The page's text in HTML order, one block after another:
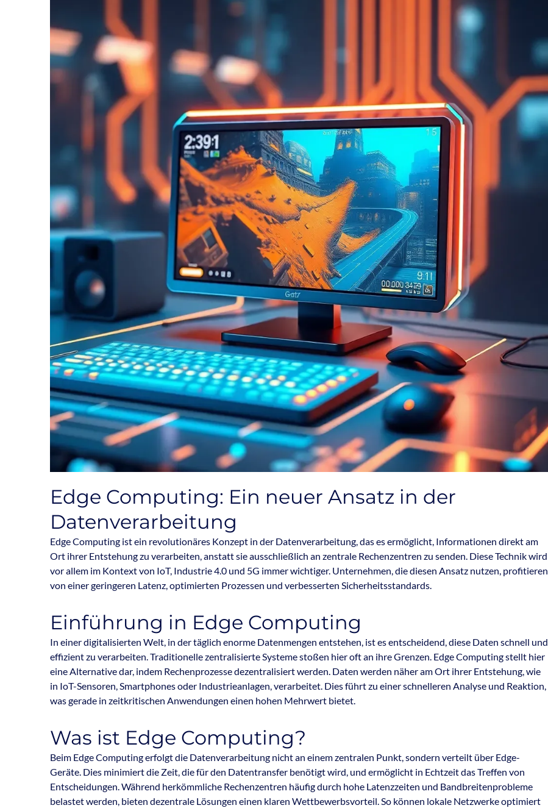
Edge Computing: Ein neuer Ansatz in der
Datenverarbeitung
Edge Computing ist ein revolutionäres Konzept in der Datenverarbeitung, das es ermöglicht, Informationen direkt am
Ort ihrer Entstehung zu verarbeiten, anstatt sie ausschließlich an zentrale Rechenzentren zu senden. Diese Technik wird
vor allem im Kontext von IoT, Industrie 4.0 und 5G immer wichtiger. Unternehmen, die diesen Ansatz nutzen, profitieren
von einer geringeren Latenz, optimierten Prozessen und verbesserten Sicherheitsstandards.
Einführung in Edge Computing
In einer digitalisierten Welt, in der täglich enorme Datenmengen entstehen, ist es entscheidend, diese Daten schnell und
effizient zu verarbeiten. Traditionelle zentralisierte Systeme stoßen hier oft an ihre Grenzen. Edge Computing stellt hier
eine Alternative dar, indem Rechenprozesse dezentralisiert werden. Daten werden näher am Ort ihrer Entstehung, wie
in IoT-Sensoren, Smartphones oder Industrieanlagen, verarbeitet. Dies führt zu einer schnelleren Analyse und Reaktion,
was gerade in zeitkritischen Anwendungen einen hohen Mehrwert bietet.
Was ist Edge Computing?
Beim Edge Computing erfolgt die Datenverarbeitung nicht an einem zentralen Punkt, sondern verteilt über Edge-
Geräte. Dies minimiert die Zeit, die für den Datentransfer benötigt wird, und ermöglicht in Echtzeit das Treffen von
Entscheidungen. Während herkömmliche Rechenzentren häufig durch hohe Latenzzeiten und Bandbreitenprobleme
belastet werden, bieten dezentrale Lösungen einen klaren Wettbewerbsvorteil. So können lokale Netzwerke optimiert